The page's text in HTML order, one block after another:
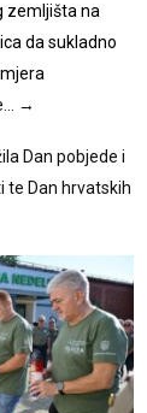
zemljišta na
da sukladno
→
Dan pobjede i
te Dan hrvatskih